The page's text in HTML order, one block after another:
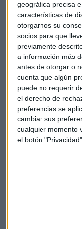
geográfica precisa
características de
otorgarnos su
socios para que
previamente
a información más
antes de otorgar o
cuenta que algún
puede no requerir
el derecho de
preferencias se
cambiar sus
cualquier momento
el botón
consumo de las
niveles
normalización al
términos
hasta os 443.000
que hace un año.
Todo con un índice del
firma en el enésimo
expectativas y
foco de los
algunasmaterias